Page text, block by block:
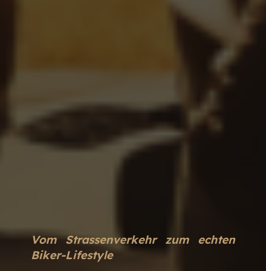
Vom Strassenverkehr zum echten
Biker-Lifestyle